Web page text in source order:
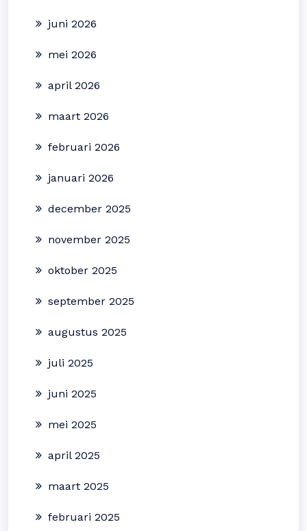
juni 2026
mei 2026
april 2026
maart 2026
februari 2026
januari 2026
december 2025
november 2025
oktober 2025
september 2025
augustus 2025
juli 2025
juni 2025
mei 2025
april 2025
maart 2025
februari 2025